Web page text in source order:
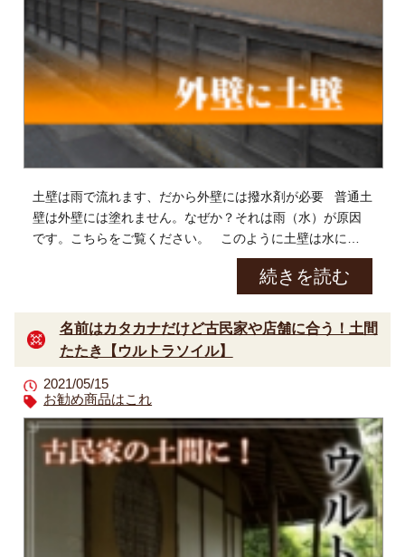
土壁は雨で流れます、だから外壁には撥水剤が必要 普通土
壁は外壁には塗れません。なぜか？それは雨（水）が原因
です。こちらをご覧ください。 このように土壁は水に弱い
ため、外壁の場合は、土壁の上に雨 […]
続きを読む
名前はカタカナだけど古民家や店舗に合う！土間
たたき【ウルトラソイル】
2021/05/15
お勧め商品はこれ